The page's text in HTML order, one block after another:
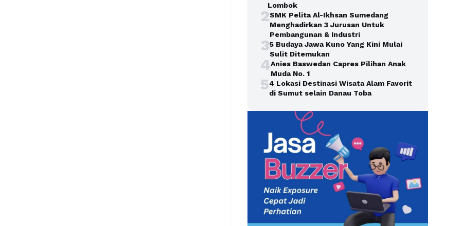
Lombok
2SMK Pelita Al-Ikhsan Sumedang
Menghadirkan 3 Jurusan Untuk
Pembangunan & Industri
35 Budaya Jawa Kuno Yang Kini Mulai
Sulit Ditemukan
4Anies Baswedan Capres Pilihan Anak
Muda No. 1
54 Lokasi Destinasi Wisata Alam Favorit
di Sumut selain Danau Toba